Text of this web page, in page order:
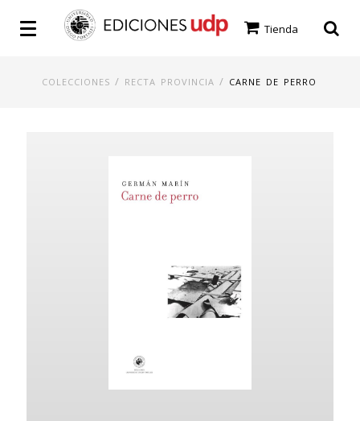
Tienda
COLECCIONES / RECTA PROVINCIA / CARNE DE PERRO